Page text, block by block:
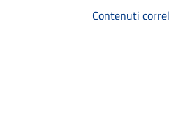
Contenuti